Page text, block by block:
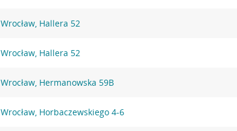
Wrocław, Hallera 52
Wrocław, Hallera 52
Wrocław, Hermanowska 59B
Wrocław, Horbaczewskiego 4-6